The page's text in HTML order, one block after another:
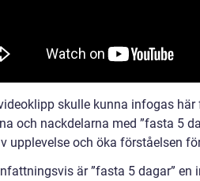
skulle kunna infogas
och nackdelarna med ”fasta 5
upplevelse och öka förståelsen
är ”fasta 5 dagar” en